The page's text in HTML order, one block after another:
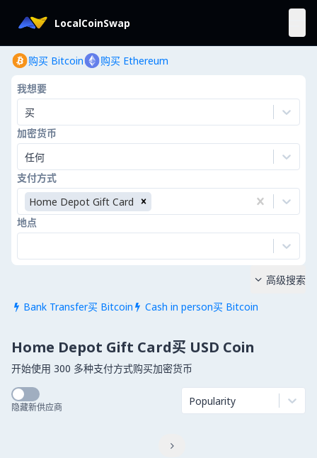
LocalCoinSwap
购买 Bitcoin 购买 Ethereum
我想要
买
加密货币
任何
支付方式
Home Depot Gift Card
地点
 Bank Transfer买 Bitcoin  Cash in person买 Bitcoin
 高级搜索
Home Depot Gift Card买 USD Coin
开始使用 300 多种支付方式购买加密货币
隐藏新供应商 Popularity
